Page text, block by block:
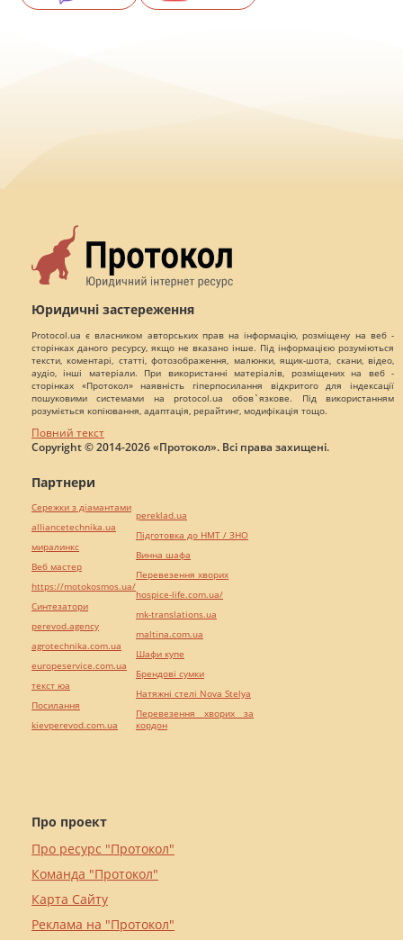
Юридичні застереження
Protocol.ua є власником авторських прав на інформацію, розміщену на веб -
сторінках даного ресурсу, якщо не вказано інше. Під інформацією розуміються
тексти, коментарі, статті, фотозображення, малюнки, ящик-шота, скани, відео,
аудіо, інші матеріали. При використанні матеріалів, розміщених на веб -
сторінках «Протокол» наявність гіперпосилання відкритого для індексації
пошуковими системами на protocol.ua обов`язкове. Під використанням
розуміється копіювання, адаптація, рерайтинг, модифікація тощо.
Повний текст
Copyright © 2014-2026 «Протокол». Всі права захищені.
Про проект
Про ресурс "Протокол"
Команда "Протокол"
Карта Сайту
Реклама на "Протокол"
Партнери
Сережки з діамантами
alliancetechnika.ua
миралинкс
Веб мастер
https://motokosmos.ua/
Синтезатори
perevod.agency
agrotechnika.com.ua
europeservice.com.ua
текст юа
Посилання
kievperevod.com.ua
pereklad.ua
Підготовка до НМТ / ЗНО
Винна шафа
Перевезення хворих
hospice-life.com.ua/
mk-translations.ua
maltina.com.ua
Шафи купе
Брендові сумки
Натяжні стелі Nova Stelya
Перевезення хворих за
кордон